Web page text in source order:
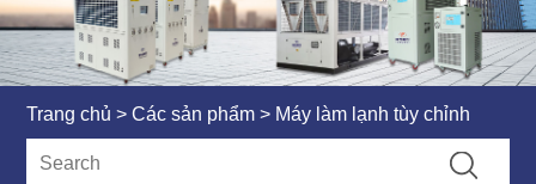
Trang chủ > Các sản phẩm > Máy làm lạnh tùy chỉnh